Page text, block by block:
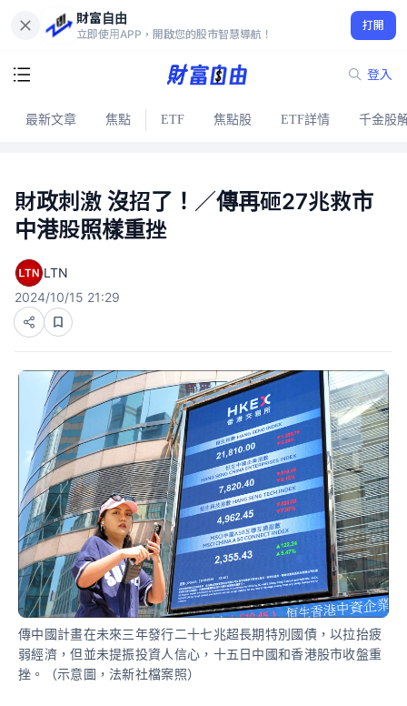
財富自由
立即使用APP，開啟您的股市智慧導航！
打開
登入
最新文章 焦點 ETF 焦點股 ETF詳情 千金股
財政刺激 沒招了！／傳再砸27兆救市
中港股照樣重挫
LTN
2024/10/15 21:29
傳中國計畫在未來三年發行二十七兆超長期特別國債，以拉抬疲
弱經濟，但並未提振投資人信心，十五日中國和香港股市收盤重
挫。（示意圖，法新社檔案照）